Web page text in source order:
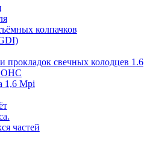
колпачков
свечных колодцев 1.6
1,6 Mpi
частей